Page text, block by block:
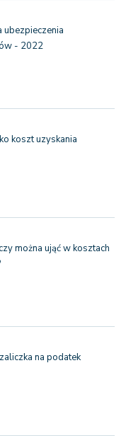
ubezpieczenia
- 2022
koszt uzyskania
można ująć w kosztach
na podatek